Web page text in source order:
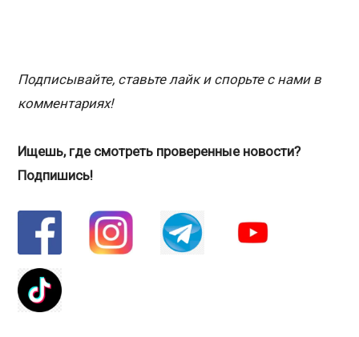
Подписывайте, ставьте лайк и спорьте с нами в
комментариях!
Ищешь, где смотреть проверенные новости?
Подпишись!